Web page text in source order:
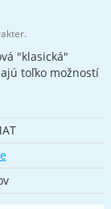
"klasická"
toľko možností